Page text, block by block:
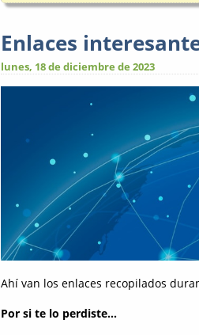
Enlaces
lunes, 18 de diciembre de 2023
Ahí van los enlaces recopilados
Por si te lo perdiste...